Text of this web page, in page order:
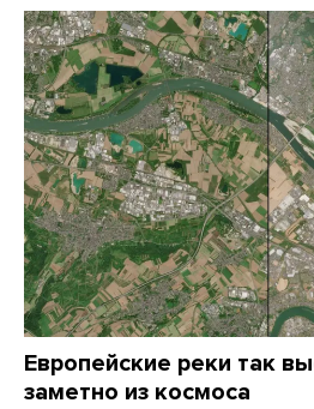
Европейские реки так
заметно из космоса